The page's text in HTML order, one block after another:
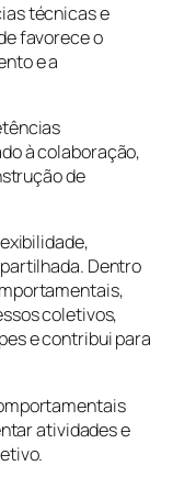
técnicas e
favorece o
e a
à colaboração,
de
Dentro
coletivos,
e contribui para
atividades e